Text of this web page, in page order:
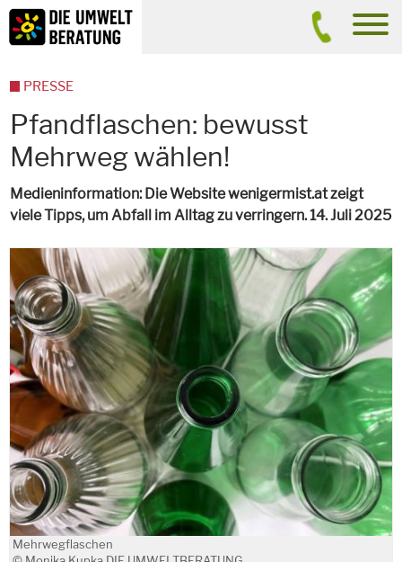
Inhalt
Suche
Pfandflaschen: bewusst
Mehrweg wählen!
Medieninformation: Die Website wenigermist.at zeigt
viele Tipps, um Abfall im Alltag zu verringern. 14. Juli 2025
Mehrwegflaschen
PRESSE